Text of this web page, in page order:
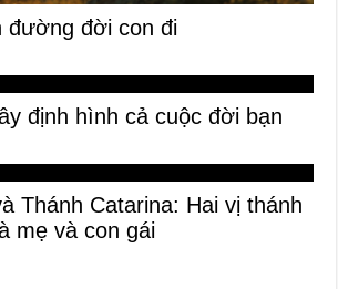
đường đời con đi
định hình cả cuộc đời bạn
Thánh Catarina: Hai vị thánh
mẹ và con gái